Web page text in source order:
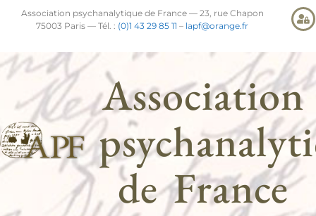
Association psychanalytique de France — 23, rue Chapon
75003 Paris — Tél. : (0)1 43 29 85 11 – lapf@orange.fr
Association
de France